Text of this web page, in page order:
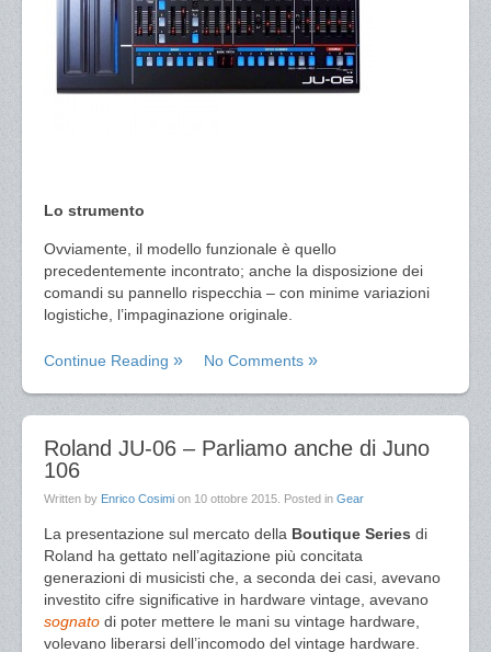
Lo strumento
Ovviamente, il modello funzionale è quello
precedentemente incontrato; anche la disposizione dei
comandi su pannello rispecchia – con minime variazioni
logistiche, l’impaginazione originale.
Continue Reading No Comments
Roland JU-06 – Parliamo anche di Juno
106
Written by Enrico Cosimi on 10 ottobre 2015 . Posted in Gear
La presentazione sul mercato della Boutique Series di
Roland ha gettato nell’agitazione più concitata
generazioni di musicisti che, a seconda dei casi, avevano
investito cifre significative in hardware vintage, avevano
sognato di poter mettere le mani su vintage hardware,
volevano liberarsi dell’incomodo del vintage hardware.